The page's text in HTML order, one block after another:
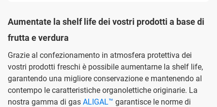
Aumentate la shelf life dei vostri prodotti a base di
frutta e verdura
Grazie al confezionamento in atmosfera protettiva dei
vostri prodotti freschi è possibile aumentarne la shelf life,
garantendo una migliore conservazione e mantenendo al
contempo le caratteristiche organolettiche originarie. La
nostra gamma di gas ALIGAL™ garantisce le norme di